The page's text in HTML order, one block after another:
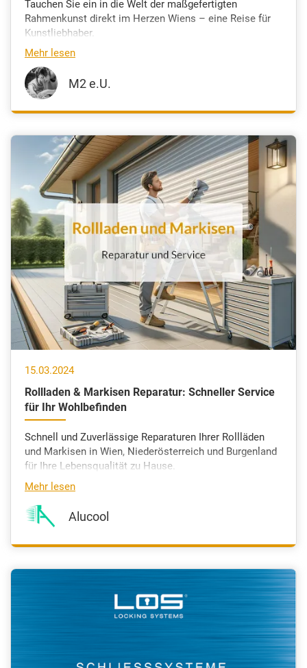
Tauchen Sie ein in die Welt der maßgefertigten
Rahmenkunst direkt im Herzen Wiens – eine Reise für
Kunstliebhaber.
Mehr lesen
M2 e.U.
15.03.2024
Rollladen & Markisen Reparatur: Schneller Service
für Ihr Wohlbefinden
Schnell und Zuverlässige Reparaturen Ihrer Rollläden
und Markisen in Wien, Niederösterreich und Burgenland
für Ihre Lebensqualität zu Hause.
Mehr lesen
Alucool